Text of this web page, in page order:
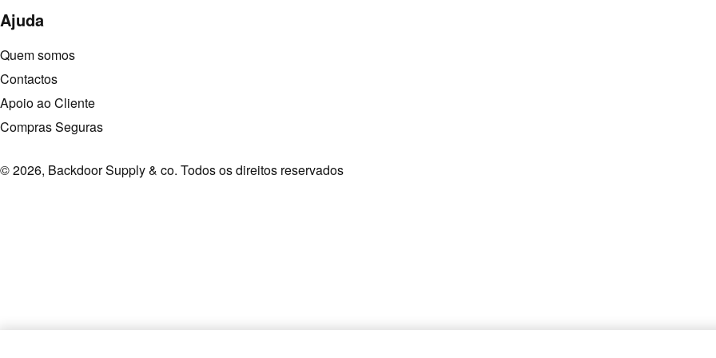
Ajuda
Quem somos
Contactos
Apoio ao Cliente
Compras Seguras
© 2026, Backdoor Supply & co. Todos os direitos reservados